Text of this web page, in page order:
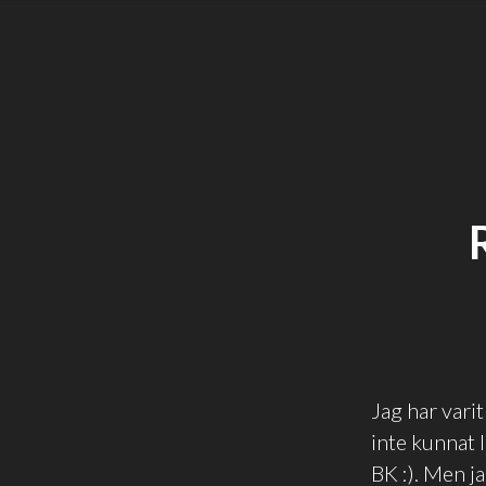
Jag har
inte kunnat
BK :). Men